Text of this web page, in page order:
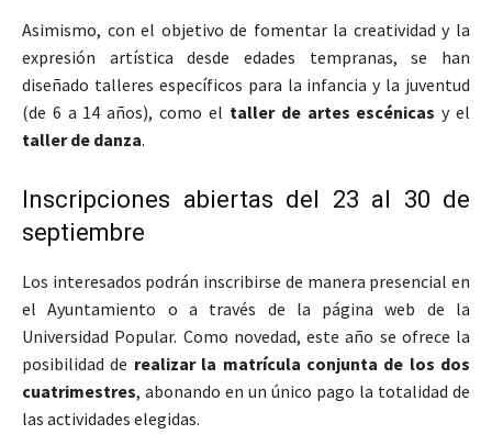
Asimismo, con el objetivo de fomentar la creatividad y la
expresión artística desde edades tempranas, se han
diseñado talleres específicos para la infancia y la juventud
(de 6 a 14 años), como el taller de artes escénicas y el
taller de danza.
Inscripciones abiertas del 23 al 30 de
septiembre
Los interesados podrán inscribirse de manera presencial en
el Ayuntamiento o a través de la página web de la
Universidad Popular. Como novedad, este año se ofrece la
posibilidad de realizar la matrícula conjunta de los dos
cuatrimestres, abonando en un único pago la totalidad de
las actividades elegidas.